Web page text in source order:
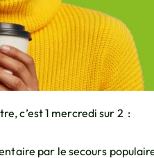
c’est 1 mercredi sur 2 :
par le secours